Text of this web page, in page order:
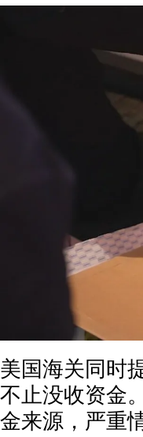
美国海关同时
不止没收资金
金来源，严重